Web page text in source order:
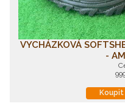
VYCHÁZKOVÁ
-
Koupit